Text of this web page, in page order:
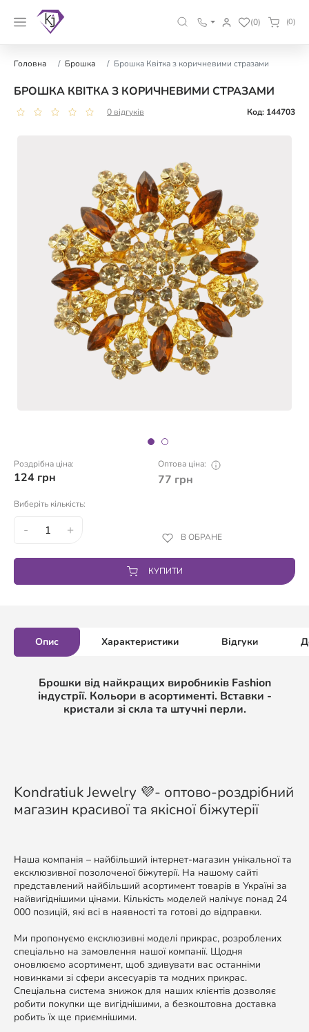
(0) (0)
Головна Брошка Брошка Квітка з коричневими стразами
БРОШКА КВІТКА З КОРИЧНЕВИМИ СТРАЗАМИ
0 відгуків Код: 144703
Роздрібна ціна:
124 грн
Оптова ціна:
77 грн
Виберіть кількість:
- + В ОБРАНЕ
КУПИТИ
Опис Характеристики Відгуки
Брошки від найкращих виробників Fashion
індустрії. Кольори в асортименті. Вставки -
кристали зі скла та штучні перли.
Kondratiuk Jewelry 💜- оптово-роздрібний
магазин красивої та якісної біжутерії
Наша компанія – найбільший інтернет-магазин унікальної та
ексклюзивної позолоченої біжутерії. На нашому сайті
представлений найбільший асортимент товарів в Україні за
найвигіднішими цінами. Кількість моделей налічує понад 24
000 позицій, які всі в наявності та готові до відправки.
Ми пропонуємо ексклюзивні моделі прикрас, розроблених
спеціально на замовлення нашої компанії. Щодня
оновлюємо асортимент, щоб здивувати вас останніми
новинками зі сфери аксесуарів та модних прикрас.
Спеціальна система знижок для наших клієнтів дозволяє
робити покупки ще вигіднішими, а безкоштовна доставка
робить їх ще приємнішими.